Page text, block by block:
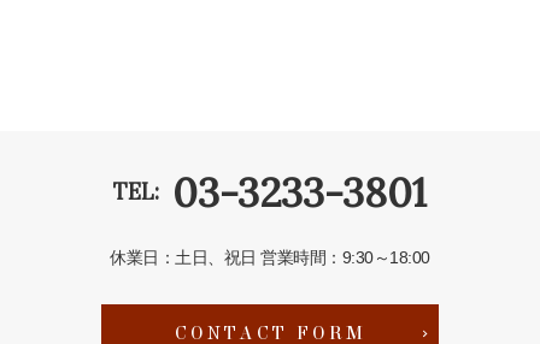
TEL: 03-3233-3801
休業日：土日、祝日営業時間：9:30～18:00
CONTACT FORM